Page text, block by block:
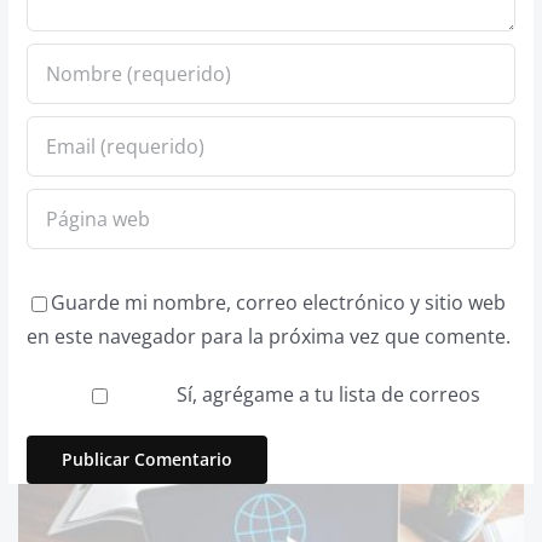
Guarde mi nombre, correo electrónico y sitio web
en este navegador para la próxima vez que comente.
Sí, agrégame a tu lista de correos